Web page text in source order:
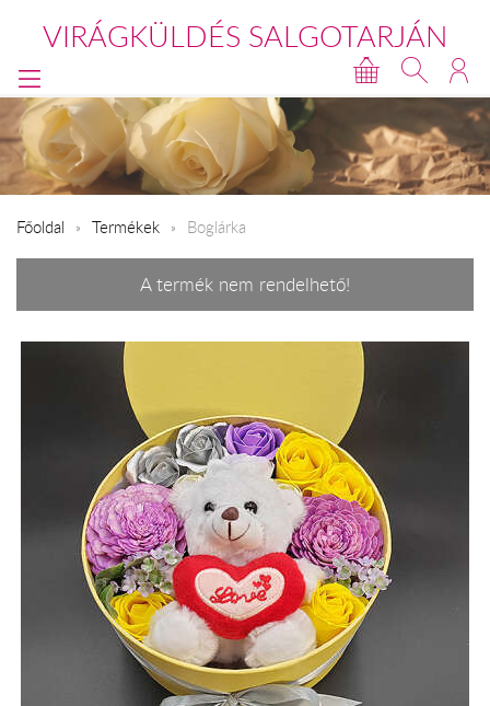
VIRÁGKÜLDÉS SALGOTARJÁN
Főoldal Termékek Boglárka
A termék nem rendelhető!